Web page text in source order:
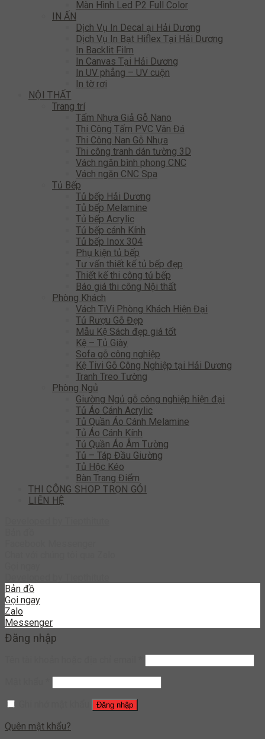
Màn Hình Led P2 Full Color
IN ẤN
Dịch Vụ In Decal ại Hải Dương
Dịch Vụ In Bạt Hiflex Tại Hải Dương
In Backlit Film
In Canvas Tại Hải Dương
In UV phẳng – UV cuộn
In tờ rơi
NỘI THẤT
Trang trí
Tấm Nhựa Giả Gỗ Nano
Thi Công Tấm PVC Vân Đá
Thi Công Nan Gỗ Nhựa
Thi công tranh dán tường 3D
Vách ngăn bình phong CNC
Vách ngăn CNC Spa
Tủ Bếp
Tủ bếp Hải Dương
Tủ bếp Melamine
Tủ bếp Acrylic
Tủ bếp cánh Kính
Tủ bếp Inox 304
Phụ kiện tủ bếp
Tư vấn thiết kế tủ bếp đẹp
Thiết kế thi công tủ bếp
Báo giá thi công Nội thất
Phòng Khách
Vách TiVi Phòng Khách Hiện Đại
Tủ Rượu Gỗ Đẹp
Mẫu Kệ Sách đẹp giá tốt
Kệ – Tủ Giày
Sofa gỗ công nghiệp
Kệ Tivi Gỗ Công Nghiệp tại Hải Dương
Tranh Treo Tường
Phòng Ngủ
Giường Ngủ gỗ công nghiệp hiện đại
Tủ Áo Cánh Acrylic
Tủ Quần Áo Cánh Melamine
Tủ Áo Cánh Kính
Tủ Quần Áo Âm Tường
Tủ – Táp Đầu Giường
Tủ Hộc Kéo
Bàn Trang Điểm
THI CÔNG SHOP TRỌN GÓI
LIÊN HỆ
Bản đồ
Gọi ngay
Zalo
Messenger
Đăng nhập
Đăng nhập
Quên mật khẩu?